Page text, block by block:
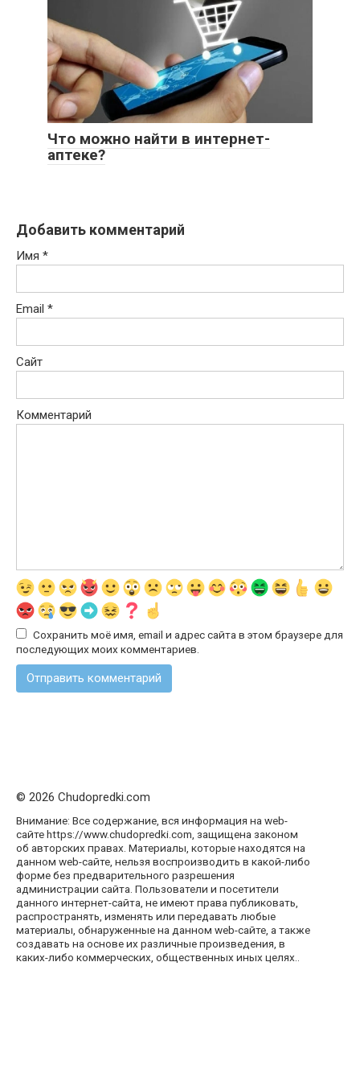
Что можно найти в интернет-
аптеке?
Добавить комментарий
Имя *
Email *
Сайт
Комментарий
Сохранить моё имя, email и адрес сайта в этом браузере для
последующих моих комментариев.
© 2026 Chudopredki.com
Внимание: Все содержание, вся информация на web-
сайте https://www.chudopredki.com, защищена законом
об авторских правах. Материалы, которые находятся на
данном web-сайте, нельзя воспроизводить в какой-либо
форме без предварительного разрешения
администрации сайта. Пользователи и посетители
данного интернет-сайта, не имеют права публиковать,
распространять, изменять или передавать любые
материалы, обнаруженные на данном web-сайте, а также
создавать на основе их различные произведения, в
каких-либо коммерческих, общественных иных целях..